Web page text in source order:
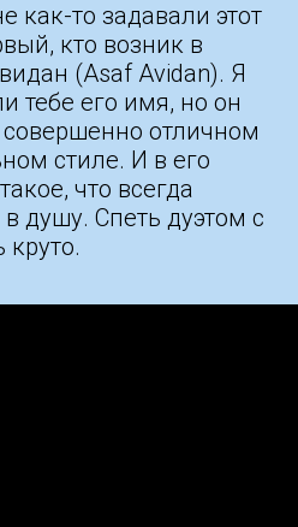
как-то задавали этот
кто возник в
(Asaf Avidan). Я
тебе его имя, но он
отличном
стиле. И в его
что всегда
душу. Спеть дуэтом с